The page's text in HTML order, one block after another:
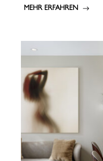
MEHR ERFAHREN